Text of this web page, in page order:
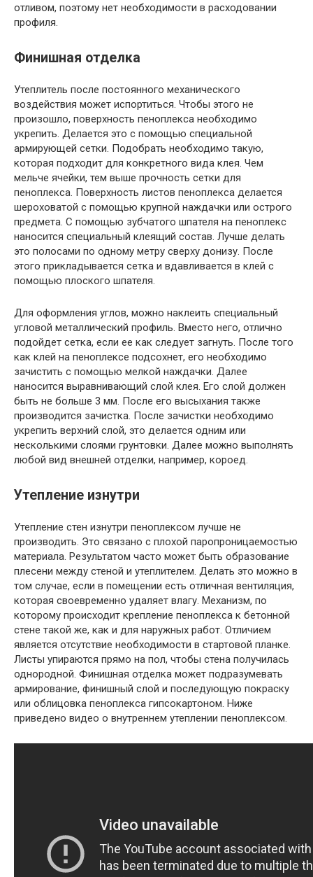
отливом, поэтому нет необходимости в расходовании
профиля.
Финишная отделка
Утеплитель после постоянного механического
воздействия может испортиться. Чтобы этого не
произошло, поверхность пеноплекса необходимо
укрепить. Делается это с помощью специальной
армирующей сетки. Подобрать необходимо такую,
которая подходит для конкретного вида клея. Чем
мельче ячейки, тем выше прочность сетки для
пеноплекса. Поверхность листов пеноплекса делается
шероховатой с помощью крупной наждачки или острого
предмета. С помощью зубчатого шпателя на пеноплекс
наносится специальный клеящий состав. Лучше делать
это полосами по одному метру сверху донизу. После
этого прикладывается сетка и вдавливается в клей с
помощью плоского шпателя.
Для оформления углов, можно наклеить специальный
угловой металлический профиль. Вместо него, отлично
подойдет сетка, если ее как следует загнуть. После того
как клей на пеноплексе подсохнет, его необходимо
зачистить с помощью мелкой наждачки. Далее
наносится выравнивающий слой клея. Его слой должен
быть не больше 3 мм. После его высыхания также
производится зачистка. После зачистки необходимо
укрепить верхний слой, это делается одним или
несколькими слоями грунтовки. Далее можно выполнять
любой вид внешней отделки, например, короед.
Утепление изнутри
Утепление стен изнутри пеноплексом лучше не
производить. Это связано с плохой паропроницаемостью
материала. Результатом часто может быть образование
плесени между стеной и утеплителем. Делать это можно в
том случае, если в помещении есть отличная вентиляция,
которая своевременно удаляет влагу. Механизм, по
которому происходит крепление пеноплекса к бетонной
стене такой же, как и для наружных работ. Отличием
является отсутствие необходимости в стартовой планке.
Листы упираются прямо на пол, чтобы стена получилась
однородной. Финишная отделка может подразумевать
армирование, финишный слой и последующую покраску
или облицовка пеноплекса гипсокартоном. Ниже
приведено видео о внутреннем утеплении пеноплексом.